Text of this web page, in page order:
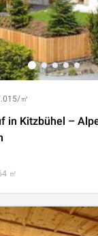
㎡
in Kitzbühel –
㎡